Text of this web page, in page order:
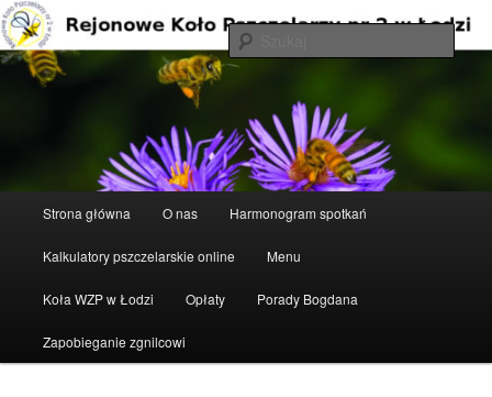
Przeskocz
do
tekstu
Rejonowe Koło Pszczelarzy nr 2 w
Strona główna O nas Harmonogram spotkań
Kalkulatory pszczelarskie online Menu
Koła WZP w Łodzi Opłaty Porady Bogdana
Zapobieganie zgnilcowi